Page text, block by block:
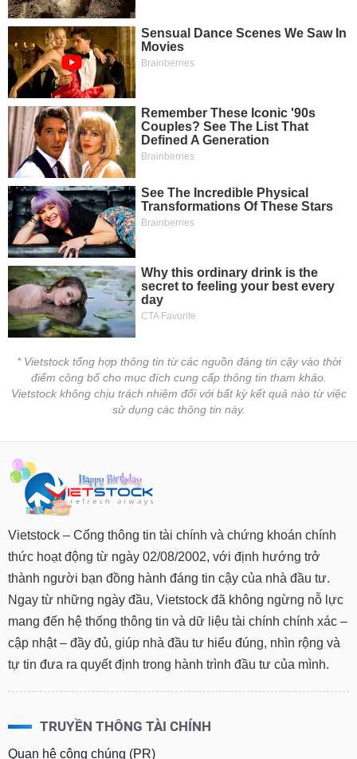
* Vietstock tổng hợp thông tin từ các nguồn đáng tin cậy vào thời
điểm công bố cho mục đích cung cấp thông tin tham khảo.
Vietstock không chịu trách nhiệm đối với bất kỳ kết quả nào từ việc
sử dụng các thông tin này.
Vietstock – Cổng thông tin tài chính và chứng khoán chính
thức hoạt động từ ngày 02/08/2002, với định hướng trở
thành người bạn đồng hành đáng tin cậy của nhà đầu tư.
Ngay từ những ngày đầu, Vietstock đã không ngừng nỗ lực
mang đến hệ thống thông tin và dữ liệu tài chính chính xác –
cập nhật – đầy đủ, giúp nhà đầu tư hiểu đúng, nhìn rộng và
tự tin đưa ra quyết định trong hành trình đầu tư của mình.
TRUYỀN THÔNG TÀI CHÍNH
Quan hệ công chúng (PR)